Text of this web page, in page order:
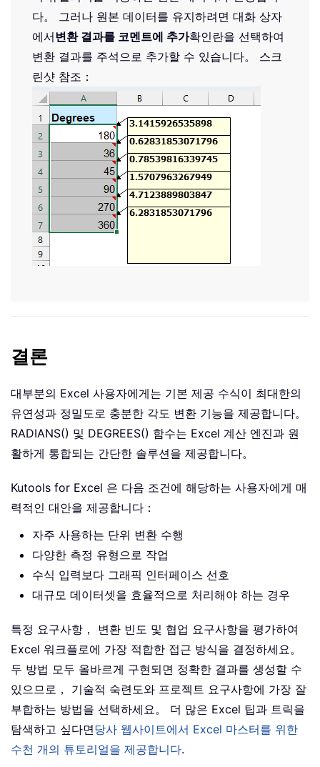
다。 그러나 원본 데이터를 유지하려면 대화 상자
에서변환 결과를 코멘트에 추가확인란을 선택하여
변환 결과를 주석으로 추가할 수 있습니다。 스크
린샷 참조：
결론
대부분의 Excel 사용자에게는 기본 제공 수식이 최대한의
유연성과 정밀도로 충분한 각도 변환 기능을 제공합니다。
RADIANS() 및 DEGREES() 함수는 Excel 계산 엔진과 원
활하게 통합되는 간단한 솔루션을 제공합니다。
Kutools for Excel 은 다음 조건에 해당하는 사용자에게 매
력적인 대안을 제공합니다：
자주 사용하는 단위 변환 수행
다양한 측정 유형으로 작업
수식 입력보다 그래픽 인터페이스 선호
대규모 데이터셋을 효율적으로 처리해야 하는 경우
특정 요구사항， 변환 빈도 및 협업 요구사항을 평가하여
Excel 워크플로에 가장 적합한 접근 방식을 결정하세요。
두 방법 모두 올바르게 구현되면 정확한 결과를 생성할 수
있으므로， 기술적 숙련도와 프로젝트 요구사항에 가장 잘
부합하는 방법을 선택하세요。 더 많은 Excel 팁과 트릭을
탐색하고 싶다면당사 웹사이트에서 Excel 마스터를 위한
수천 개의 튜토리얼을 제공합니다.